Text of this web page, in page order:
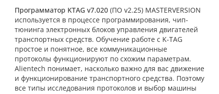
Программатор KTAG v7.020 (ПО v2.25) MASTERVERSION
используется в процессе программирования, чип-
тюнинга электронных блоков управления двигателей
транспортных средств. Обучение работе с K-TAG
простое и понятное, все коммуникационные
протоколы функционируют по схожим параметрам.
Alientech понимает, насколько важно для вас движение
и функционирование транспортного средства. Поэтому
все типы исследования протоколов и выбор машины